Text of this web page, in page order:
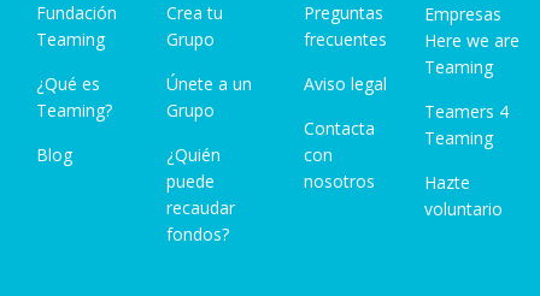
Fundación
Teaming
¿Qué es
Teaming?
Blog
Crea tu
Grupo
Únete a un
Grupo
¿Quién
puede
recaudar
fondos?
Preguntas
frecuentes
Aviso legal
Contacta
con
nosotros
Empresas
Here we are
Teaming
Teamers 4
Teaming
Hazte
voluntario